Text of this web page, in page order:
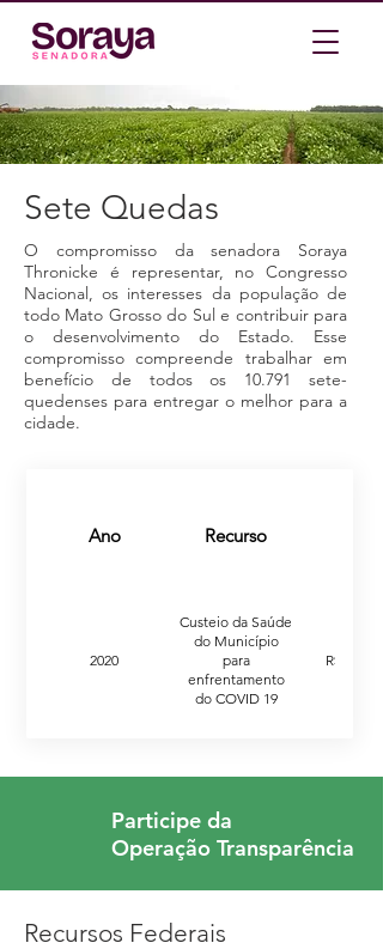
Sete Quedas
O compromisso da senadora Soraya
Thronicke é representar, no Congresso
Nacional, os interesses da população de
todo Mato Grosso do Sul e contribuir para
o desenvolvimento do Estado. Esse
compromisso compreende trabalhar em
benefício de todos os 10.791 sete-
quedenses para entregar o melhor para a
cidade.
Ano Recurso
2020
Custeio da Saúde
do Município
para
enfrentamento
do COVID 19
R$
Participe da
Operação Transparência
Recursos Federais